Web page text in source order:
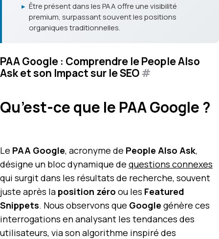
▸ Être présent dans les PAA offre une visibilité
premium, surpassant souvent les positions
organiques traditionnelles.
PAA Google : Comprendre le People Also
Ask et son Impact sur le SEO#
Qu’est-ce que le PAA Google ?
Le PAA Google, acronyme de People Also Ask,
désigne un bloc dynamique de questions connexes
qui surgit dans les résultats de recherche, souvent
juste après la position zéro ou les Featured
Snippets. Nous observons que Google génère ces
interrogations en analysant les tendances des
utilisateurs, via son algorithme inspiré des